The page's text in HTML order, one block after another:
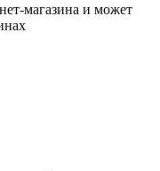
магазина и может